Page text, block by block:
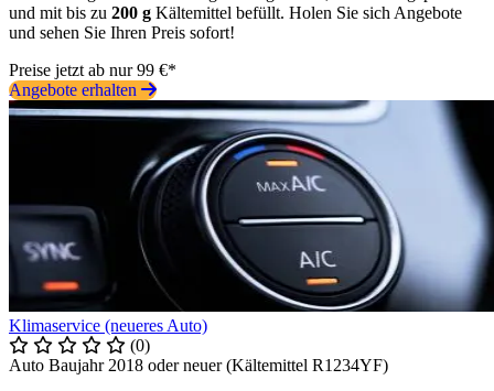
und mit bis zu 200 g Kältemittel befüllt. Holen Sie sich Angebote
und sehen Sie Ihren Preis sofort!
Preise jetzt ab nur 99 €*
Angebote erhalten
Klimaservice (neueres Auto)
(0)
Auto Baujahr 2018 oder neuer (Kältemittel R1234YF)